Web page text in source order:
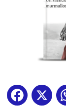
Facebook
X